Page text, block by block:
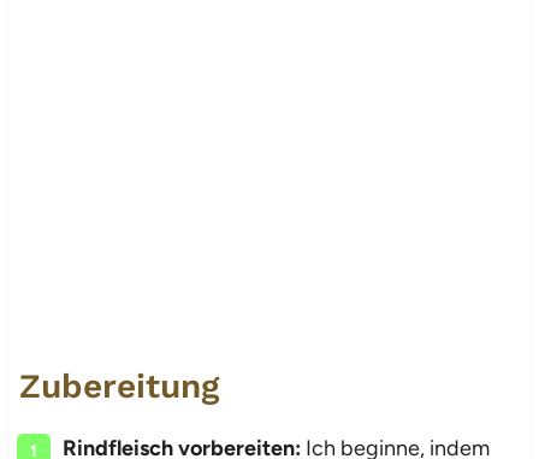
Zubereitung
Rindfleisch vorbereiten:Ich beginne, indem